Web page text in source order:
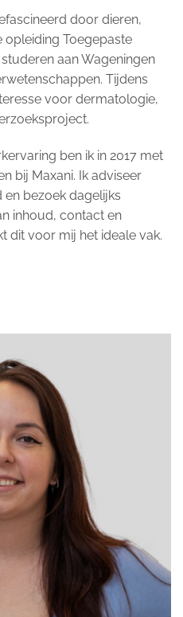
door dieren,
opleiding Toegepaste
aan Wageningen
Tijdens
voor dermatologie,
ben ik in 2017 met
bij Maxani. Ik adviseer
en bezoek dagelijks
inhoud, contact en
dit voor mij het ideale vak.